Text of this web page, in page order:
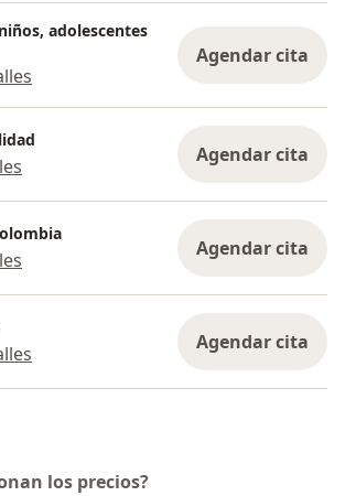
adolescentes
Agendar cita
Agendar cita
Agendar cita
Agendar cita
los precios?